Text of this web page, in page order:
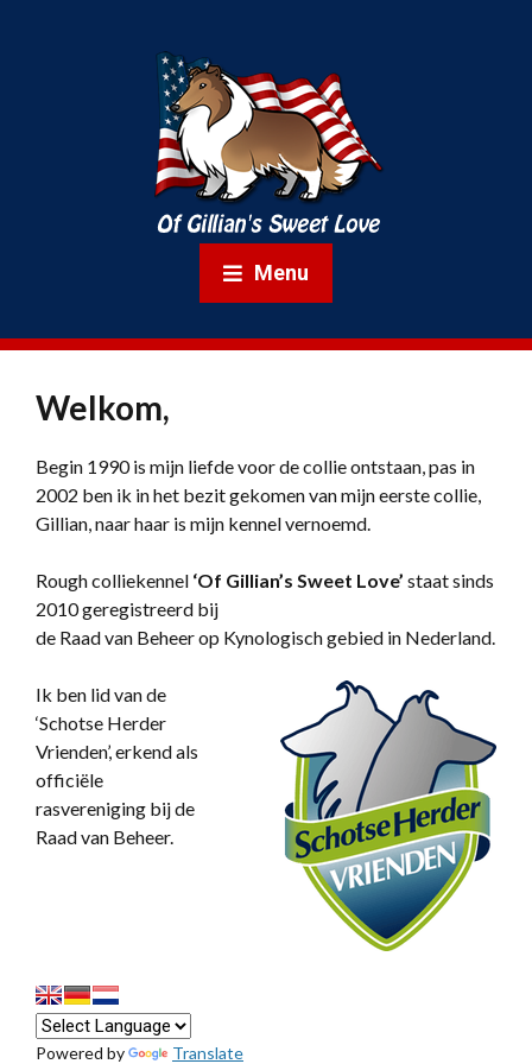
Menu
Welkom,
Begin 1990 is mijn liefde voor de collie ontstaan, pas in
2002 ben ik in het bezit gekomen van mijn eerste collie,
Gillian, naar haar is mijn kennel vernoemd.
Rough colliekennel ‘Of Gillian’s Sweet Love’ staat sinds
2010 geregistreerd bij
de Raad van Beheer op Kynologisch gebied in Nederland.
Ik ben lid van de
‘Schotse Herder
Vrienden’, erkend als
officiële
rasvereniging bij de
Raad van Beheer.
Powered by Translate